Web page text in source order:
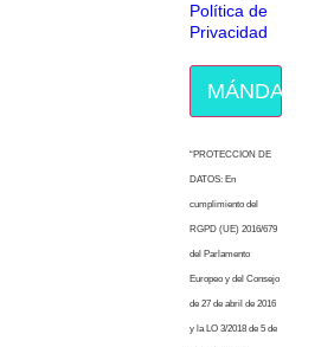
Política de
Privacidad
MÁNDAME
“PROTECCION DE
DATOS: En
cumplimiento del
RGPD (UE) 2016/679
del Parlamento
Europeo y del Consejo
de 27 de abril de 2016
y la LO 3/2018 de 5 de